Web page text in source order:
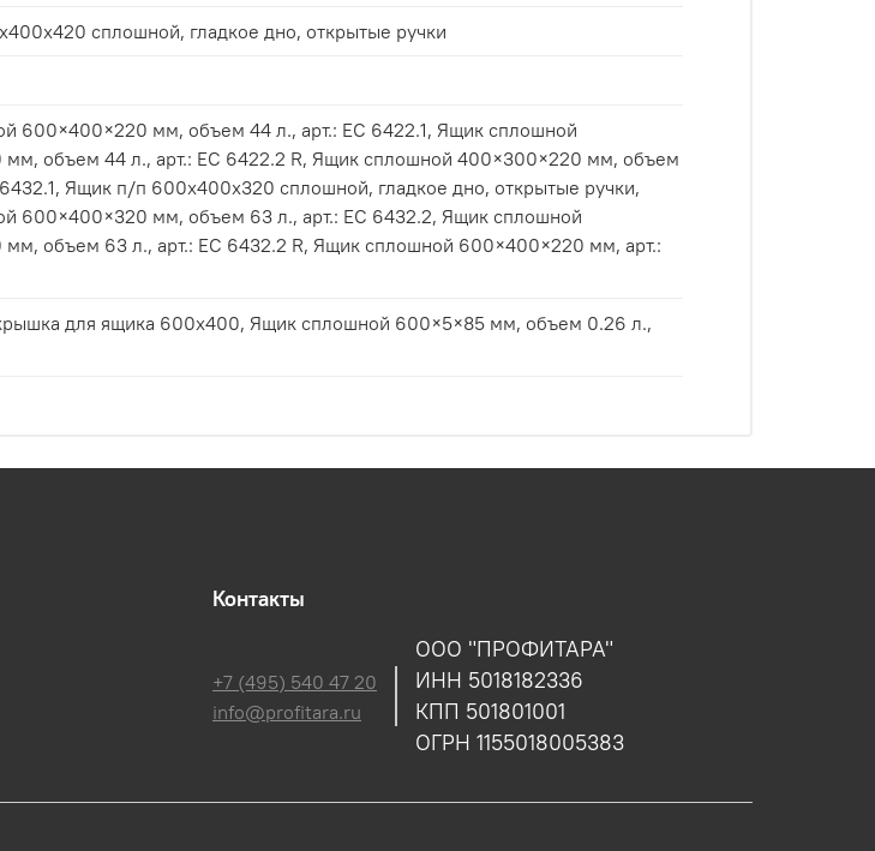
сплошной, гладкое дно, открытые ручки
мм, объем 44 л., арт.: ЕС 6422.1, Ящик сплошной
л., арт.: ЕС 6422.2 R, Ящик сплошной 400×300×220 мм, объем
дно, открытые ручки,
мм, объем 63 л., арт.: ЕС 6432.2, Ящик сплошной
л., арт.: ЕС 6432.2 R, Ящик сплошной 600×400×220 мм, арт.:
600х400, Ящик сплошной 600×5×85 мм, объем 0.26 л.,
Контакты
+7 (495) 540 47 20
info@profitara.ru
ООО "ПРОФИТАРА"
ИНН 5018182336
КПП 501801001
ОГРН 1155018005383